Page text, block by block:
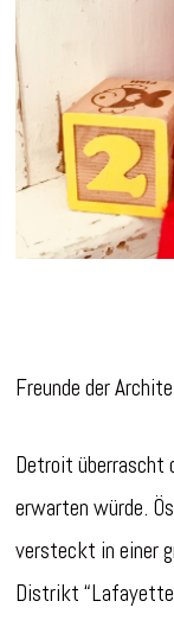
Freunde der
Detroit
erwarten würde.
versteckt in einer
Distrikt “Lafayette